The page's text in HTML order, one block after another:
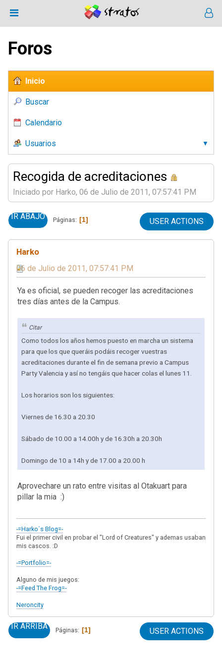
Foros
Inicio
Buscar
Calendario
Usuarios
Recogida de acreditaciones
Iniciado por Harko, 06 de Julio de 2011, 07:57:41 PM
IR ABAJO Páginas 1 USER ACTIONS
Harko
06 de Julio de 2011, 07:57:41 PM
Ya es oficial, se pueden recoger las acreditaciones
tres días antes de la Campus.
Citar
Como todos los años hemos puesto en marcha un sistema
para que los que queráis podáis recoger vuestras
acreditaciones durante el fin de semana previo a Campus
Party Valencia y así no tengáis que hacer colas el lunes 11.
Los horarios son los siguientes:
Viernes de 16.30 a 20.30
Sábado de 10.00 a 14.00h y de 16.30h a 20.30h
Domingo de 10 a 14h y de 17.00 a 20.00 h
Aprovechare un rato entre visitas al Otakuart para
pillar la mia :)
-=Harko´s Blog=-
Fui el primer civil en probar el "Lord of Creatures" y ademas usaban
mis cascos. :D
-=Portfolio=-
Alguno de mis juegos:
-=Feed The Frog=-
Neroncity
IR ARRIBA Páginas 1 USER ACTIONS